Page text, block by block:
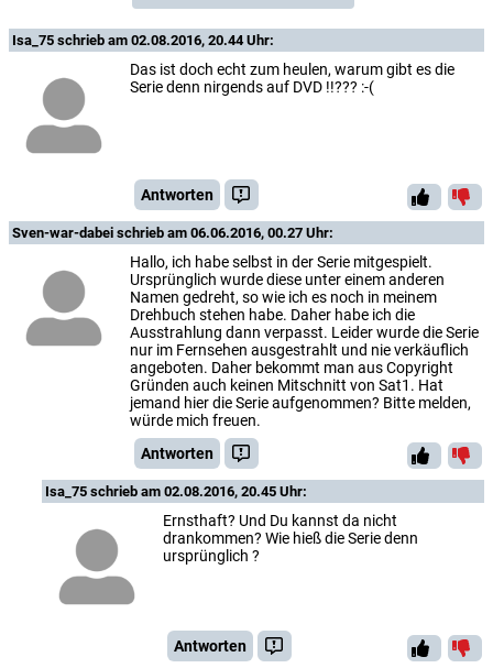
Isa_75 schrieb am 02.08.2016, 20.44 Uhr:
Das ist doch echt zum heulen, warum gibt es die
Serie denn nirgends auf DVD !!??? :-(
Antworten
Sven-war-dabei schrieb am 06.06.2016, 00.27 Uhr:
Hallo, ich habe selbst in der Serie mitgespielt.
Ursprünglich wurde diese unter einem anderen
Namen gedreht, so wie ich es noch in meinem
Drehbuch stehen habe. Daher habe ich die
Ausstrahlung dann verpasst. Leider wurde die Serie
nur im Fernsehen ausgestrahlt und nie verkäuflich
angeboten. Daher bekommt man aus Copyright
Gründen auch keinen Mitschnitt von Sat1. Hat
jemand hier die Serie aufgenommen? Bitte melden,
würde mich freuen.
Antworten
Isa_75 schrieb am 02.08.2016, 20.45 Uhr:
Ernsthaft? Und Du kannst da nicht
drankommen? Wie hieß die Serie denn
ursprünglich ?
Antworten